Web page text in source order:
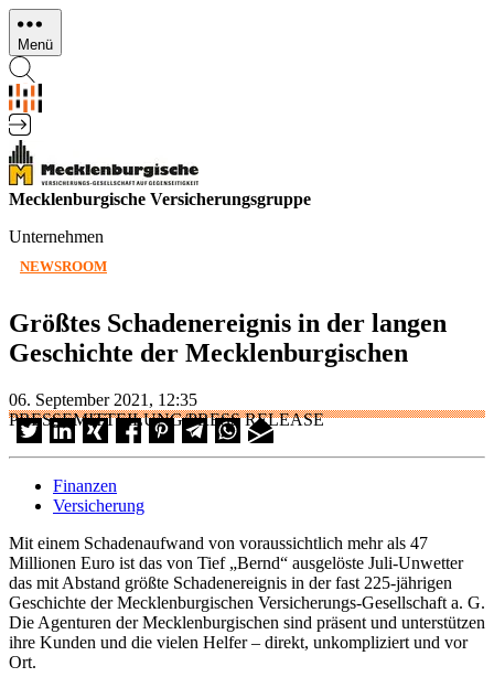
Direkt
zum
Inhalt
Menü
Mecklenburgische Versicherungsgruppe
Unternehmen
NEWSROOM
Größtes Schadenereignis in der langen
Geschichte der Mecklenburgischen
06. September 2021, 12:35
PRESSEMITTEILUNG/PRESS RELEASE
Finanzen
Versicherung
Mit einem Schadenaufwand von voraussichtlich mehr als 47
Millionen Euro ist das von Tief „Bernd“ ausgelöste Juli-Unwetter
das mit Abstand größte Schadenereignis in der fast 225-jährigen
Geschichte der Mecklenburgischen Versicherungs-Gesellschaft a. G.
Die Agenturen der Mecklenburgischen sind präsent und unterstützen
ihre Kunden und die vielen Helfer – direkt, unkompliziert und vor
Ort.